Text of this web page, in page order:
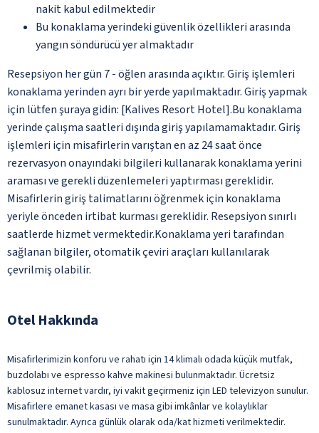
nakit kabul edilmektedir
Bu konaklama yerindeki güvenlik özellikleri arasında
yangın söndürücü yer almaktadır
Resepsiyon her gün 7 - öğlen arasında açıktır. Giriş işlemleri
konaklama yerinden ayrı bir yerde yapılmaktadır. Giriş yapmak
için lütfen şuraya gidin: [Kalives Resort Hotel].Bu konaklama
yerinde çalışma saatleri dışında giriş yapılamamaktadır. Giriş
işlemleri için misafirlerin varıştan en az 24 saat önce
rezervasyon onayındaki bilgileri kullanarak konaklama yerini
araması ve gerekli düzenlemeleri yaptırması gereklidir.
Misafirlerin giriş talimatlarını öğrenmek için konaklama
yeriyle önceden irtibat kurması gereklidir. Resepsiyon sınırlı
saatlerde hizmet vermektedir.Konaklama yeri tarafından
sağlanan bilgiler, otomatik çeviri araçları kullanılarak
çevrilmiş olabilir.
Otel Hakkında
Misafirlerimizin konforu ve rahatı için 14 klimalı odada küçük mutfak,
buzdolabı ve espresso kahve makinesi bulunmaktadır. Ücretsiz
kablosuz internet vardır, iyi vakit geçirmeniz için LED televizyon sunulur.
Misafirlere emanet kasası ve masa gibi imkânlar ve kolaylıklar
sunulmaktadır. Ayrıca günlük olarak oda/kat hizmeti verilmektedir.